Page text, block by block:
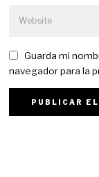
Guarda mi
navegador para la